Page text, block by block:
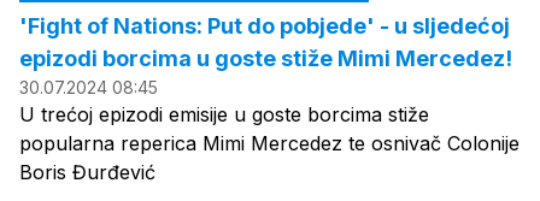
'Fight of Nations: Put do pobjede' - u sljedećoj
epizodi borcima u goste stiže Mimi Mercedez!
30.07.2024 08:45
U trećoj epizodi emisije u goste borcima stiže
popularna reperica Mimi Mercedez te osnivač Colonije
Boris Đurđević